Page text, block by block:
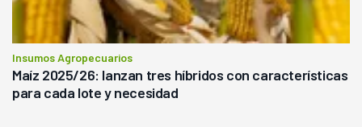
Insumos Agropecuarios
Maíz 2025/26: lanzan tres híbridos con características
para cada lote y necesidad